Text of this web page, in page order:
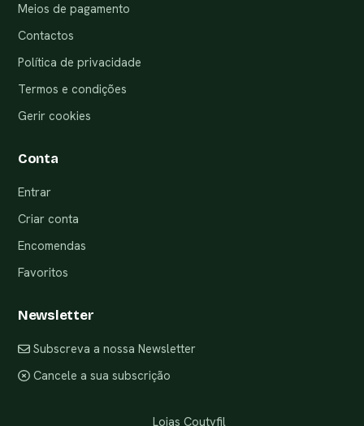
Meios de pagamento
Contactos
Política de privacidade
Termos e condições
Gerir cookies
Conta
Entrar
Criar conta
Encomendas
Favoritos
Newsletter
Subscreva a nossa Newsletter
Cancele a sua subscrição
Lojas Coutyfil